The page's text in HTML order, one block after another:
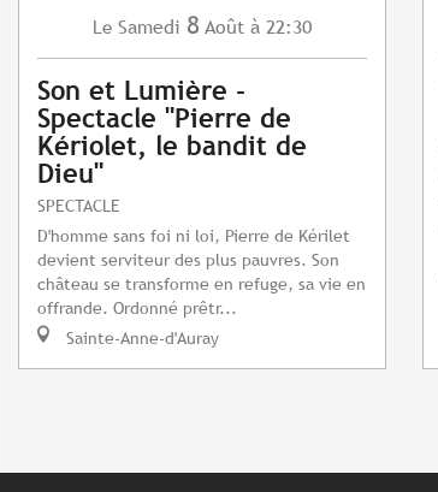
Le Samedi 8 Août à 22:30
Son et Lumière -
Spectacle "Pierre de
Kériolet, le bandit de
Dieu"
SPECTACLE
D'homme sans foi ni loi, Pierre de Kérilet
devient serviteur des plus pauvres. Son
château se transforme en refuge, sa vie en
offrande. Ordonné prêtr...
Sainte-Anne-d'Auray